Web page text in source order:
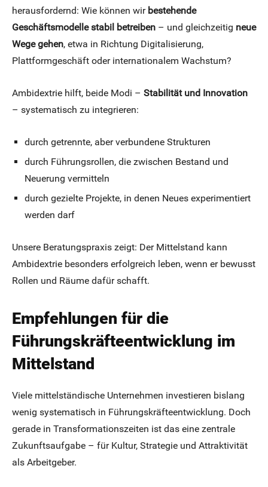
herausfordernd: Wie können wir bestehende
Geschäftsmodelle stabil betreiben – und gleichzeitig neue
Wege gehen, etwa in Richtung Digitalisierung,
Plattformgeschäft oder internationalem Wachstum?
Ambidextrie hilft, beide Modi – Stabilität und Innovation
– systematisch zu integrieren:
durch getrennte, aber verbundene Strukturen
durch Führungsrollen, die zwischen Bestand und
Neuerung vermitteln
durch gezielte Projekte, in denen Neues experimentiert
werden darf
Unsere Beratungspraxis zeigt: Der Mittelstand kann
Ambidextrie besonders erfolgreich leben, wenn er bewusst
Rollen und Räume dafür schafft.
Empfehlungen für die
Führungskräfteentwicklung im
Mittelstand
Viele mittelständische Unternehmen investieren bislang
wenig systematisch in Führungskräfteentwicklung. Doch
gerade in Transformationszeiten ist das eine zentrale
Zukunftsaufgabe – für Kultur, Strategie und Attraktivität
als Arbeitgeber.